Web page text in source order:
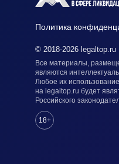
Политика
© 2018-2026 legaltop.ru
Все материалы,
являются
Любое их
на legaltop.ru будет
Российского
18+